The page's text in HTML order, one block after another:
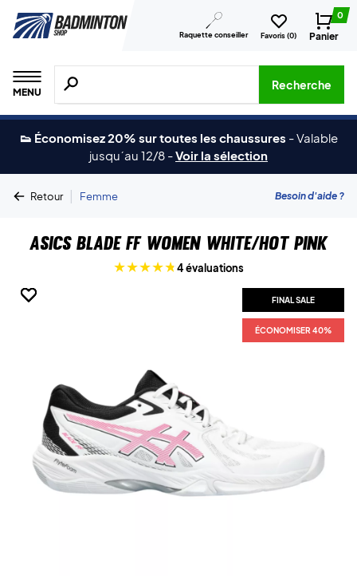
Raquette conseiller Favoris (0)
0
Panier
MENU
Recherche de produits, de marques, etc.
Recherche
👟 Économisez 20% sur toutes les chaussures -Valable
jusqu´au 12/8 -Voir la sélection
Retour | Femme Besoin d'aide ?
Asics Blade FF Women White/Hot Pink
4 évaluations
FINAL SALE
ÉCONOMISER 40%
FINAL SALE
ÉCONOMISER 40%
FINAL SALE
ÉCONOMISER 40%
FINAL SALE
ÉCONOMISER 40%
FINAL SALE
ÉCONOMISER 40%